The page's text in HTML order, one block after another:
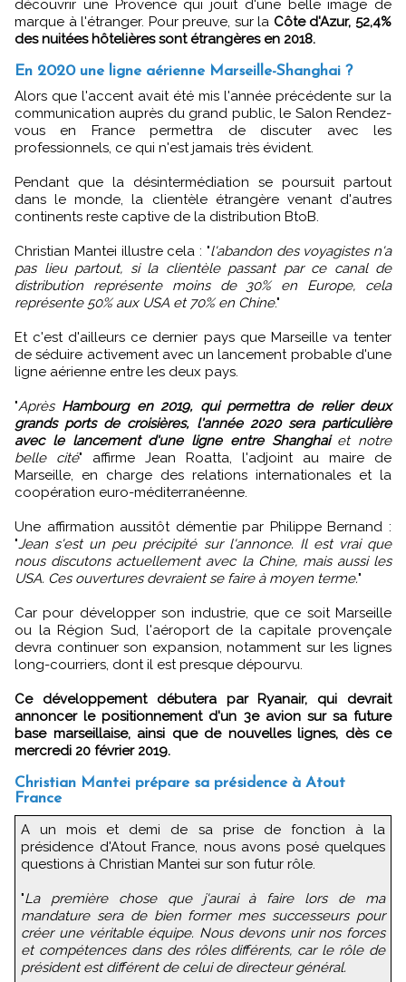
découvrir une Provence qui jouit d'une belle image de
marque à l'étranger. Pour preuve, sur la Côte d'Azur, 52,4%
des nuitées hôtelières sont étrangères en 2018.
En 2020 une ligne aérienne Marseille-Shanghai ?
Alors que l'accent avait été mis l'année précédente sur la
communication auprès du grand public, le Salon Rendez-
vous en France permettra de discuter avec les
professionnels, ce qui n'est jamais très évident.
Pendant que la désintermédiation se poursuit partout
dans le monde, la clientèle étrangère venant d'autres
continents reste captive de la distribution BtoB.
Christian Mantei illustre cela : "l'abandon des voyagistes n'a
pas lieu partout, si la clientèle passant par ce canal de
distribution représente moins de 30% en Europe, cela
représente 50% aux USA et 70% en Chine."
Et c'est d'ailleurs ce dernier pays que Marseille va tenter
de séduire activement avec un lancement probable d'une
ligne aérienne entre les deux pays.
"Après Hambourg en 2019, qui permettra de relier deux
grands ports de croisières, l'année 2020 sera particulière
avec le lancement d'une ligne entre Shanghaiet notre
belle cité" affirme Jean Roatta, l'adjoint au maire de
Marseille, en charge des relations internationales et la
coopération euro-méditerranéenne.
Une affirmation aussitôt démentie par Philippe Bernand :
"Jean s'est un peu précipité sur l'annonce. Il est vrai que
nous discutons actuellement avec la Chine, mais aussi les
USA. Ces ouvertures devraient se faire à moyen terme."
Car pour développer son industrie, que ce soit Marseille
ou la Région Sud, l'aéroport de la capitale provençale
devra continuer son expansion, notamment sur les lignes
long-courriers, dont il est presque dépourvu.
Ce développement débutera par Ryanair, qui devrait
annoncer le positionnement d'un 3e avion sur sa future
base marseillaise, ainsi que de nouvelles lignes, dès ce
mercredi 20 février 2019.
Christian Mantei prépare sa présidence à Atout
France
A un mois et demi de sa prise de fonction à la
présidence d'Atout France, nous avons posé quelques
questions à Christian Mantei sur son futur rôle.
"La première chose que j'aurai à faire lors de ma
mandature sera de bien former mes successeurs pour
créer une véritable équipe. Nous devons unir nos forces
et compétences dans des rôles différents, car le rôle de
président est différent de celui de directeur général.